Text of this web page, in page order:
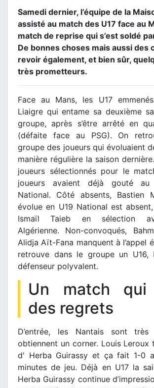
Samedi dernier, l’équipe de la
assisté au match des U17 face au
match de reprise qui s’est soldé
De bonnes choses mais aussi des
revoir également, et bien sûr,
très prometteurs.
Face au Mans, les U17
Liaigre qui entame sa deuxième
groupe, après s’être arrêté en
(défaite face au PSG). On
groupe des joueurs qui évoluaient
manière régulière la saison
joueurs sélectionnés pour le
joueurs avaient déjà gouté au
National. Côté absents, Bastien
évolue en U19 National est
Ismaïl Taieb en sélection
Algérienne. Non-convoqués,
Alidja Aït-Fana manquent à l’appel
retrouve dans le groupe un U16,
défenseur polyvalent.
Un match qui
des regrets
D’entrée, les Nantais sont
obtiennent un corner. Louis Leroux
d' Herba Guirassy et ça fait 1-0
minutes de jeu. Déjà en U17 la
Herba Guirassy continue